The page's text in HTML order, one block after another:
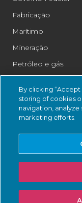
Fabricação
Marítimo
Mineração
Petróleo e gás
Trilho
Varejo
© 2026 Nozomi
By clicking
storing of cookies
navigation, analyze
marketing efforts.